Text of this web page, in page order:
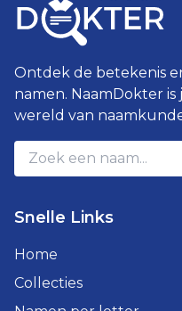
Ontdek de betekenis
namen. NaamDokter
wereld van
Snelle Links
Home
Collecties